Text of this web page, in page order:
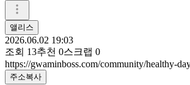
앨리스
2026.06.02 19:03
조회 13추천 0스크랩 0
https://gwaminboss.com/community/healthy-
주소복사